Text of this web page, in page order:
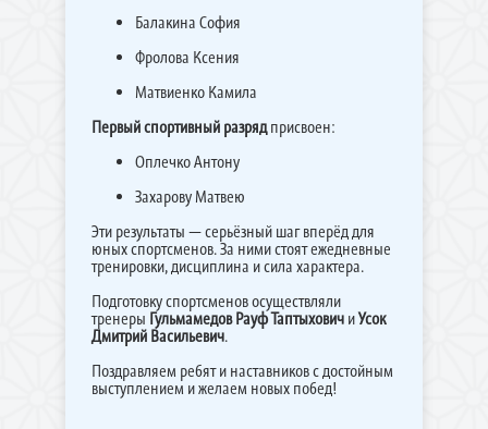
Балакина София
Фролова Ксения
Матвиенко Камила
Первый спортивный разрядприсвоен:
Оплечко Антону
Захарову Матвею
Эти результаты — серьёзный шаг вперёд для
юных спортсменов. За ними стоят ежедневные
тренировки, дисциплина и сила характера.
Подготовку спортсменов осуществляли
тренеры Гульмамедов Рауф ТаптыховичиУсок
Дмитрий Васильевич.
Поздравляем ребят и наставников с достойным
выступлением и желаем новых побед!